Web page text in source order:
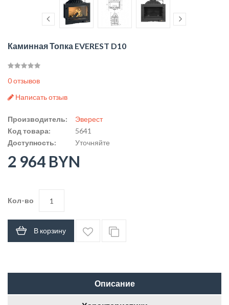
Каминная Топка EVEREST D10
0 отзывов
Написать отзыв
Производитель:
Эверест
Код товара:
5641
Доступность:
Уточняйте
2 964 BYN
Кол-во
В корзину
Описание